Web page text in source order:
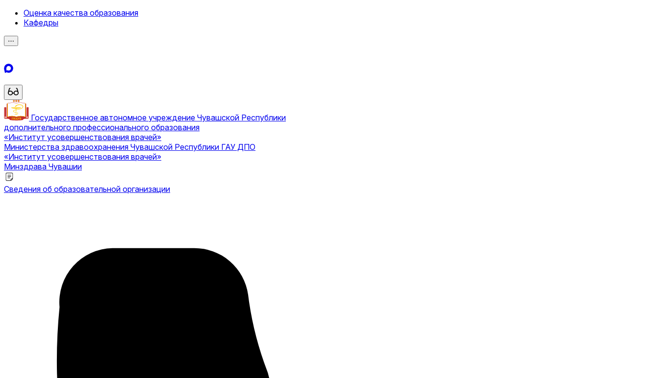
Оценка качества образования
Кафедры
⋯
Государственное автономное учреждение Чувашской Республики
дополнительного профессионального образования
«Институт усовершенствования врачей»
Министерства здравоохранения Чувашской Республики ГАУ ДПО
«Институт усовершенствования врачей»
Минздрава Чувашии
Сведения об образовательной организации